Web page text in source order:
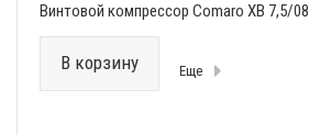
Винтовой компрессор Comaro XB 7,5/08
В корзину Еще